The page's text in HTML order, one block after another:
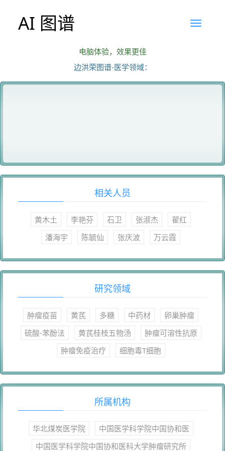
AI 图谱
电脑体验，效果更佳
边洪荣图谱-医学领域：
相关人员
黄木土 李艳芬 石卫 张淑杰
翟红
潘海宇
陈毓仙 张庆波 万云霞
研究领域
肿瘤疫苗 黄芪 多糖 中药材
卵巢肿瘤
硫酸-苯酚法
黄芪桂枝五物汤
肿瘤可溶性抗原
肿瘤免疫治疗
细胞毒T细胞
所属机构
华北煤炭医学院
中国医学科学院中国协和医
中国医学科学院中国协和医科大学肿瘤研究所